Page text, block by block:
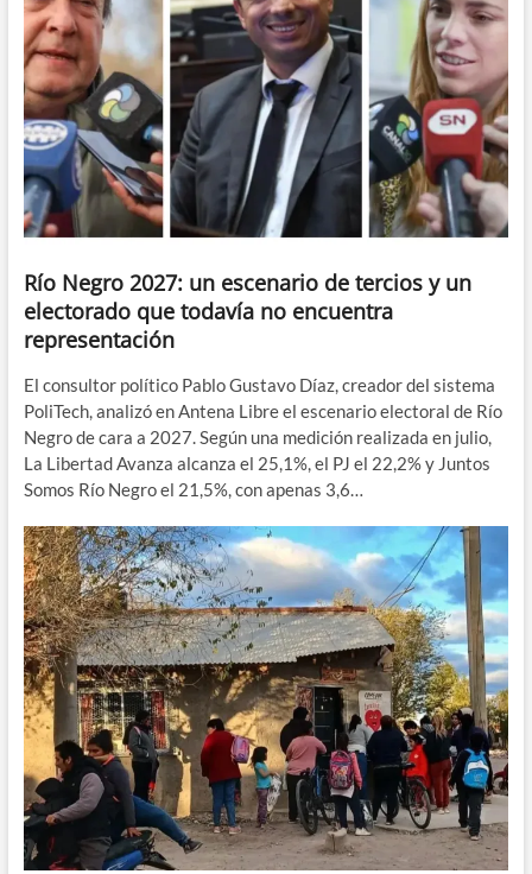
Río Negro 2027: un escenario de tercios y un
electorado que todavía no encuentra
representación
El consultor político Pablo Gustavo Díaz, creador del sistema
PoliTech, analizó en Antena Libre el escenario electoral de Río
Negro de cara a 2027. Según una medición realizada en julio,
La Libertad Avanza alcanza el 25,1%, el PJ el 22,2% y Juntos
Somos Río Negro el 21,5%, con apenas 3,6…